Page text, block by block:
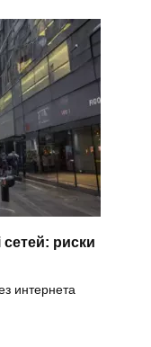
риски
интернета